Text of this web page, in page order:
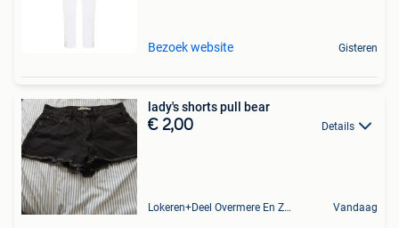
Bezoek website Gisteren
lady's shorts pull bear
€ 2,00 Details
Lokeren+Deel Overmere En Zele Vandaag